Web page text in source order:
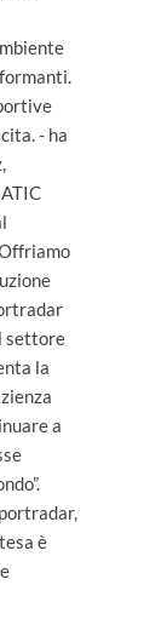
- ha
settore
la
a
è